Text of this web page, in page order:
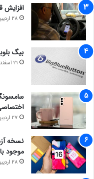
افزایش
28 اردیبهشت 1401
بیگ
21 اسفند 1401
27 اردیبهشت 1401
موجود
28 اردیبهشت 1401